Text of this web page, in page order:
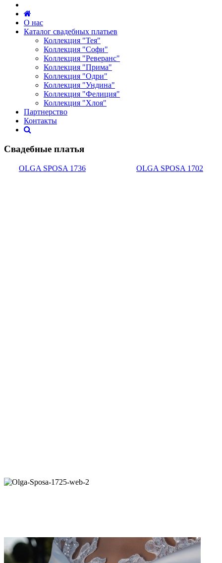
О нас
Каталог свадебных платьев
Коллекция "Тея"
Коллекция "Софи"
Коллекция "Реверанс"
Коллекция "Прима"
Коллекция "Одри"
Коллекция "Ундина"
Коллекция "Фелиция"
Коллекция "Хлоя"
Партнерство
Контакты
Свадебные платья
OLGA SPOSA 1736 OLGA SPOSA 1702